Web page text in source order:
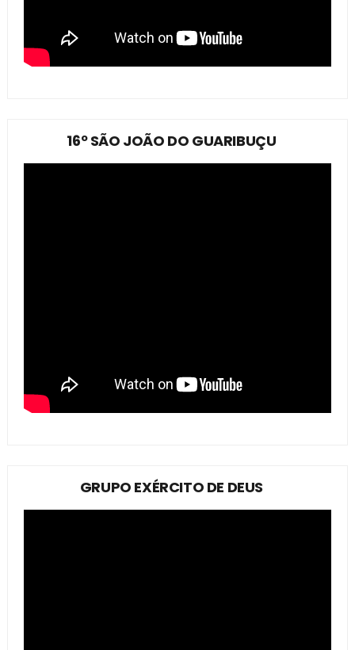
16º SÃO JOÃO DO GUARIBUÇU
GRUPO EXÉRCITO DE DEUS